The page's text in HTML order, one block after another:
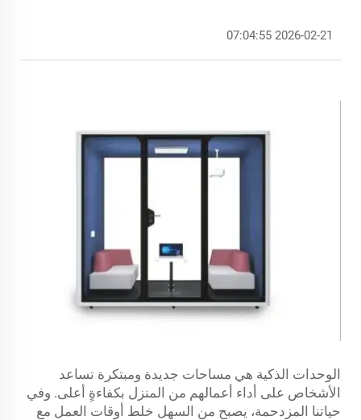
2026-02-21 07:04:55
الوحدات الذكية هي مساحات جديدة ومبتكرة تساعد
الأشخاص على أداء أعمالهم من المنزل بكفاءةٍ أعلى. وفي
حياتنا المزدحمة، يصبح من السهل خلط أوقات العمل مع